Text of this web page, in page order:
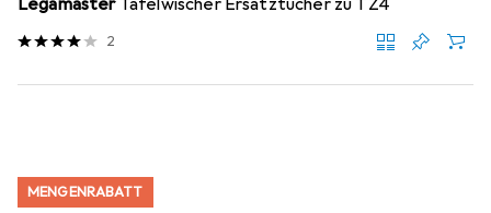
Legamaster Tafelwischer Ersatztücher zu TZ4
2
MENGENRABATT